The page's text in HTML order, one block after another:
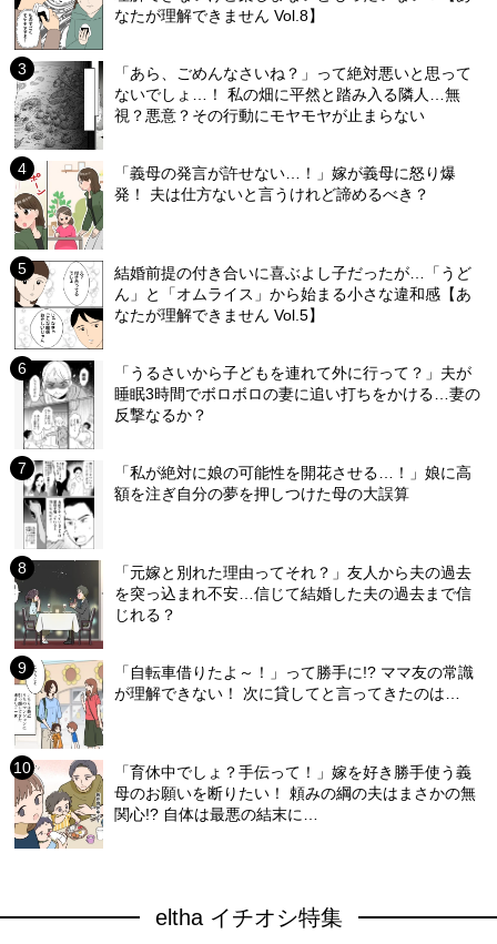
なたが理解できません Vol.8】
「あら、ごめんなさいね？」って絶対悪いと思って
ないでしょ…！ 私の畑に平然と踏み入る隣人…無
視？悪意？その行動にモヤモヤが止まらない
「義母の発言が許せない…！」嫁が義母に怒り爆
発！ 夫は仕方ないと言うけれど諦めるべき？
結婚前提の付き合いに喜ぶよし子だったが…「うど
ん」と「オムライス」から始まる小さな違和感【あ
なたが理解できません Vol.5】
「うるさいから子どもを連れて外に行って？」夫が
睡眠3時間でボロボロの妻に追い打ちをかける…妻の
反撃なるか？
「私が絶対に娘の可能性を開花させる…！」娘に高
額を注ぎ自分の夢を押しつけた母の大誤算
「元嫁と別れた理由ってそれ？」友人から夫の過去
を突っ込まれ不安…信じて結婚した夫の過去まで信
じれる？
「自転車借りたよ～！」って勝手に!? ママ友の常識
が理解できない！ 次に貸してと言ってきたのは…
「育休中でしょ？手伝って！」嫁を好き勝手使う義
母のお願いを断りたい！ 頼みの綱の夫はまさかの無
関心!? 自体は最悪の結末に…
eltha イチオシ特集